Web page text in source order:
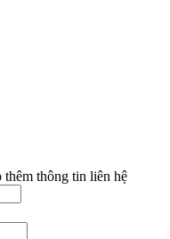
thông tin liên hệ